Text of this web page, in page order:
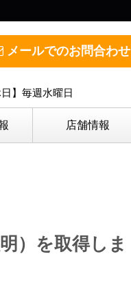
メールでのお問合わせ
】毎週水曜日
店舗情報
）を取得しま